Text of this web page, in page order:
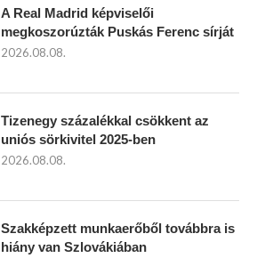
A Real Madrid képviselői
megkoszorúzták Puskás Ferenc sírját
2026.08.08.
Tizenegy százalékkal csökkent az
uniós sörkivitel 2025-ben
2026.08.08.
Szakképzett munkaerőből továbbra is
hiány van Szlovákiában